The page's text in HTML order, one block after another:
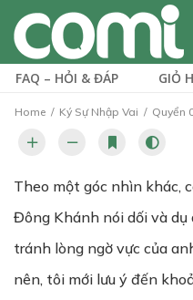
FAQ – HỎI & ĐÁP GIỎ
Home Ký Sự Nhập Vai Quyển
Theo một góc nhìn khác,
Đông Khánh nói dối và dụ
tránh lòng ngờ vực của
nên, tôi mới lưu ý đến